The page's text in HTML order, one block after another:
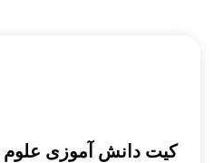
اشتراک گذاری محصول
کیت دانش آموزی علوم